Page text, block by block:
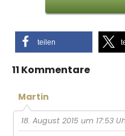
teilen
11 Kommentare
Martin
18. August 2015 um 17:53